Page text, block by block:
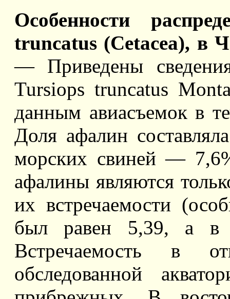
Особенности
truncatus (Cetacea),
— Приведены
Tursiops truncatus
данным авиасъемок в
Доля афалин
морских свиней —
афалины являются
их встречаемости
был равен 5,39, а в
Встречаемость в
обследованной